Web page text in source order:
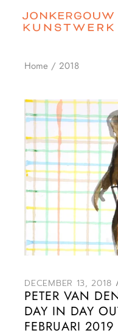
content
Home 2018
DECEMBER 13, 2018
PETER VAN
DAY IN DAY
FEBRUARI 2019